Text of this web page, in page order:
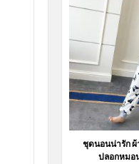
ชุดนอนน่ารัก
ปลอกหมอ